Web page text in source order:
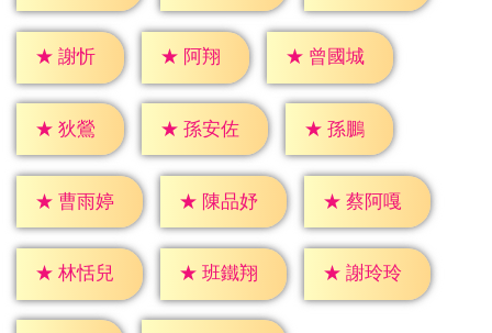
★ 謝忻 ★ 阿翔 ★ 曾國城
★ 狄鶯 ★ 孫安佐 ★ 孫鵬
★ 曹雨婷 ★ 陳品妤 ★ 蔡阿嘎
★ 林恬兒 ★ 班鐵翔 ★ 謝玲玲